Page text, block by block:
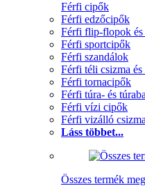
Férfi cipők
Férfi edzőcipők
Férfi flip-flopok és
Férfi sportcipők
Férfi szandálok
Férfi téli csizma
Férfi tornacipők
Férfi túra- és
Férfi vízi cipők
Férfi vizálló csizma
Láss többet...
Összes termék